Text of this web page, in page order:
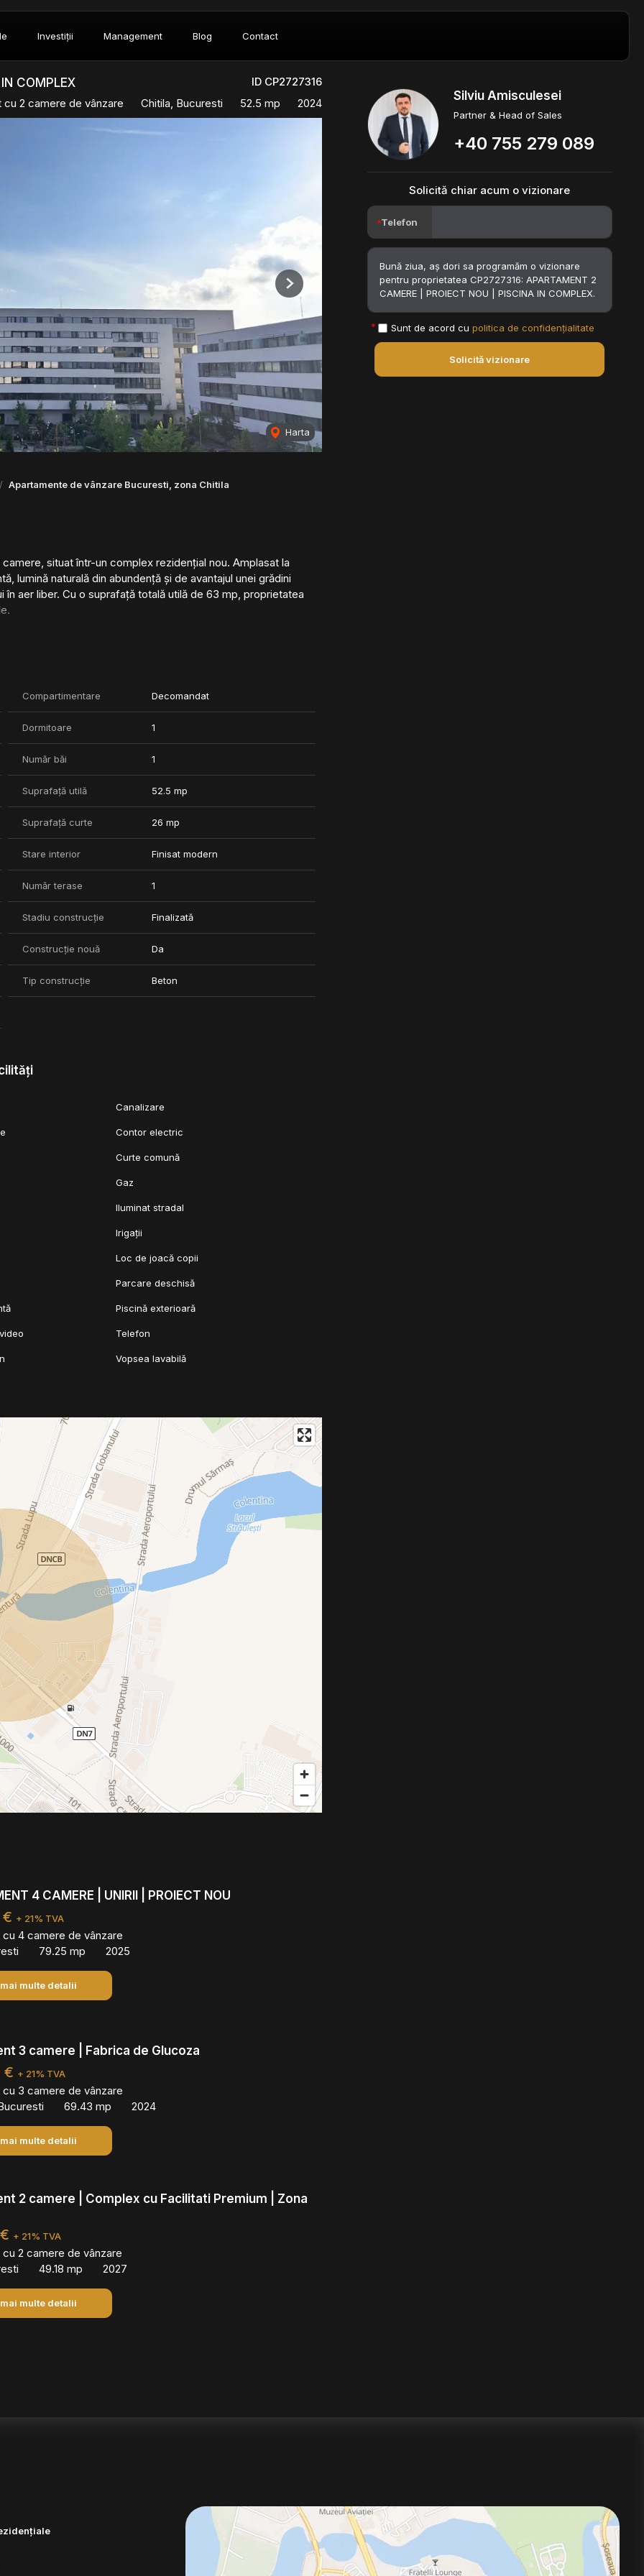
Investiții Management Blog Contact
ID CP2727316
COMPLEX
cu 2 camere de vânzare Chitila, Bucuresti 52.5 mp 2024
Harta
Next
Apartamente de vânzare Bucuresti, zona Chitila
situat într-un complex rezidențial nou. Amplasat la
lumină naturală din abundență și de avantajul unei grădini
aer liber. Cu o suprafață totală utilă de 63 mp, proprietatea
gata pentru a fi locuit imediat.
Compartimentare Decomandat
Dormitoare 1
Număr băi 1
Suprafață utilă 52.5 mp
Suprafață curte 26 mp
Stare interior Finisat modern
Număr terase 1
Stadiu construcție Finalizată
Construcție nouă Da
Tip construcție Beton
Canalizare
Contor electric
Curte comună
Gaz
Iluminat stradal
Irigații
Loc de joacă copii
Parcare deschisă
Piscină exterioară
Telefon
Vopsea lavabilă
Silviu Amisculesei
Partner & Head of Sales
+40 755 279 089
Solicită chiar acum o vizionare
Telefon
Sunt de acord cu politica de confidențialitate
Solicită vizionare
4 CAMERE | UNIRII | PROIECT NOU
€ + 21% TVA
4 camere de vânzare
79.25 mp 2025
multe detalii
3 camere | Fabrica de Glucoza
€ + 21% TVA
3 camere de vânzare
69.43 mp 2024
multe detalii
2 camere | Complex cu Facilitati Premium | Zona
+ 21% TVA
2 camere de vânzare
49.18 mp 2027
multe detalii